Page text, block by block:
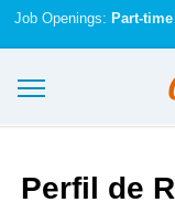
Job Openings: Part-time
Registrarse
Perfil de